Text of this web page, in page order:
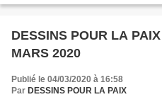
DESSINS POUR LA
MARS 2020
Publié le 04/03/2020 à 16:58
Par DESSINS POUR LA PAIX